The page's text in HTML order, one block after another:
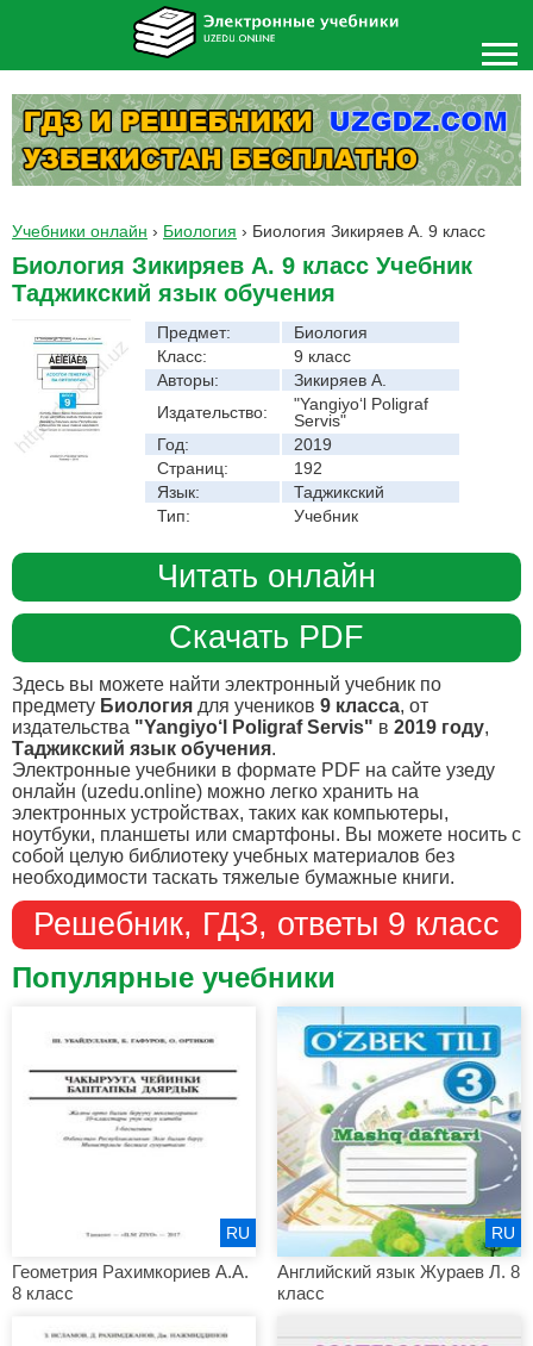
Учебники онлайн › Биология › Биология Зикиряев А. 9 класс
Биология Зикиряев А. 9 класс Учебник
Таджикский язык обучения
Предмет:
Биология
Класс:
9 класс
Авторы:
Зикиряев А.
Издательство:
"Yangiyo‘l Poligraf
Servis"
Год:
2019
Страниц:
192
Язык:
Таджикский
Тип:
Учебник
Читать онлайн
Скачать PDF
Здесь вы можете найти электронный учебник по
предмету Биология для учеников 9 класса, от
издательства "Yangiyo‘l Poligraf Servis" в 2019 году,
Таджикский язык обучения.
Электронные учебники в формате PDF на сайте узеду
онлайн (uzedu.online) можно легко хранить на
электронных устройствах, таких как компьютеры,
ноутбуки, планшеты или смартфоны. Вы можете носить с
собой целую библиотеку учебных материалов без
необходимости таскать тяжелые бумажные книги.
Решебник, ГДЗ, ответы 9 класс
Популярные учебники
Геометрия Рахимкориев А.А.
8 класс
RU
Английский язык Жураев Л. 8
класс
RU